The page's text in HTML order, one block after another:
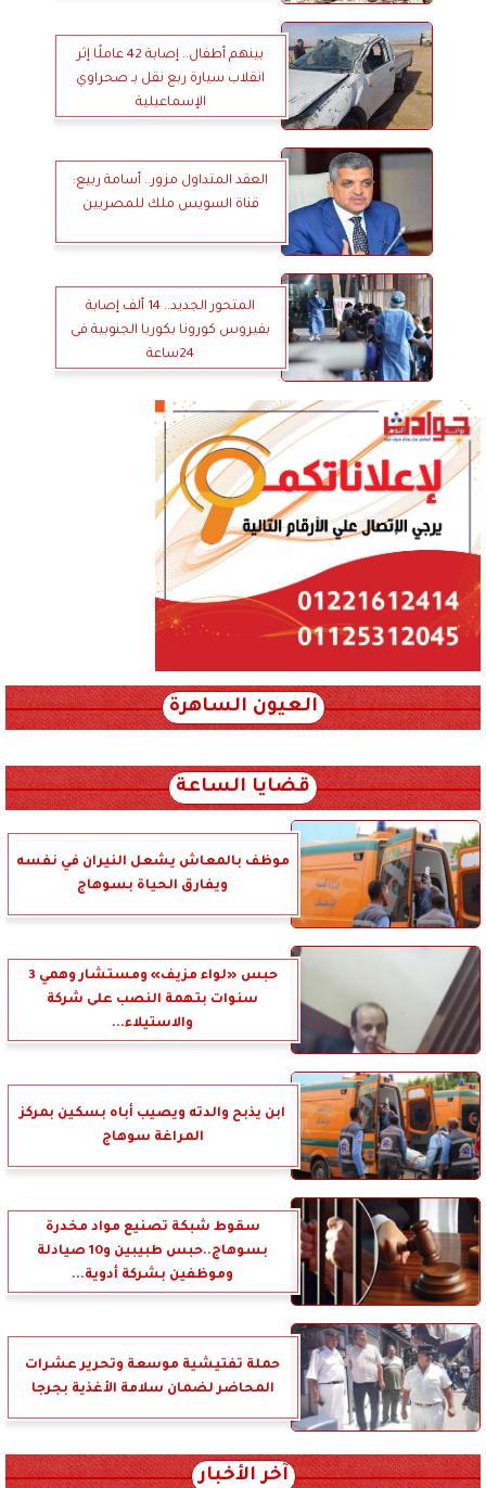
بينهم أطفال.. إصابة 42 عاملًا إثر
انقلاب سيارة ربع نقل بـ صحراوي
الإسماعيلية
العقد المتداول مزور.. أسامة ربيع:
قناة السويس ملك للمصريين
المتحور الجديد.. 14 ألف إصابة
بفيروس كورونا بكوريا الجنوبية فى
24ساعة
العيون الساهرة
قضايا الساعة
موظف بالمعاش يشعل النيران في نفسه
ويفارق الحياة بسوهاج
حبس «لواء مزيف» ومستشار وهمي 3
سنوات بتهمة النصب على شركة
والاستيلاء...
ابن يذبح والدته ويصيب أباه بسكين بمركز
المراغة سوهاج
سقوط شبكة تصنيع مواد مخدرة
بسوهاج..حبس طبيبين و10 صيادلة
وموظفين بشركة أدوية...
حملة تفتيشية موسعة وتحرير عشرات
المحاضر لضمان سلامة الأغذية بجرجا
آخر الأخبار